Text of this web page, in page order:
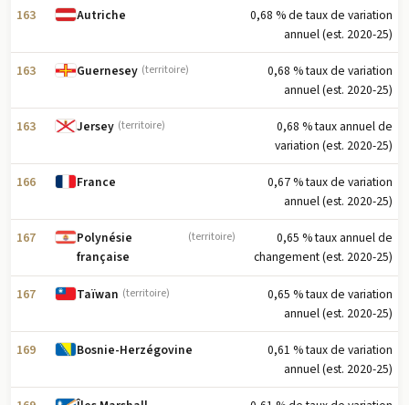
163 Autriche
0,68 % de taux de variation
annuel (est. 2020-25)
163 Guernesey (territoire)
0,68 % taux de variation
annuel (est. 2020-25)
163 Jersey (territoire)
0,68 % taux annuel de
variation (est. 2020-25)
166 France
0,67 % taux de variation
annuel (est. 2020-25)
167
Polynésie
française
(territoire)
0,65 % taux annuel de
changement (est. 2020-25)
167 Taïwan (territoire)
0,65 % taux de variation
annuel (est. 2020-25)
169 Bosnie-Herzégovine
0,61 % taux de variation
annuel (est. 2020-25)